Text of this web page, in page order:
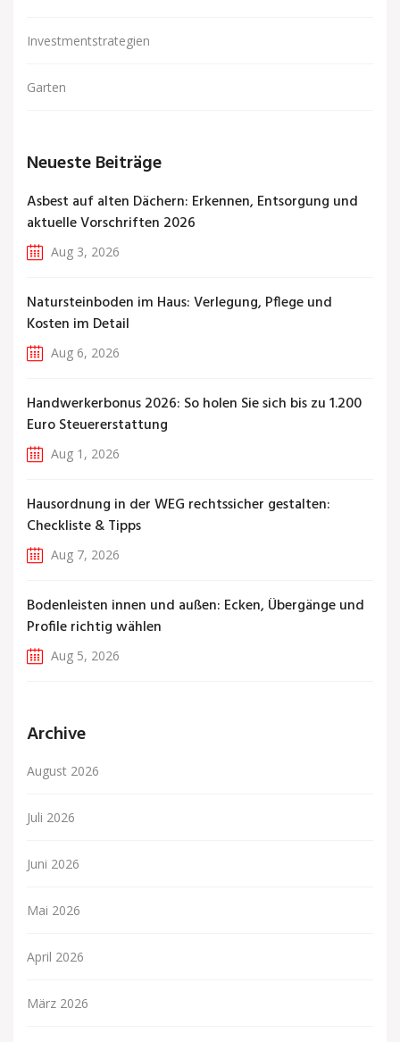
Investmentstrategien
Garten
Neueste Beiträge
Asbest auf alten Dächern: Erkennen, Entsorgung und
aktuelle Vorschriften 2026
Aug 3, 2026
Natursteinboden im Haus: Verlegung, Pflege und
Kosten im Detail
Aug 6, 2026
Handwerkerbonus 2026: So holen Sie sich bis zu 1.200
Euro Steuererstattung
Aug 1, 2026
Hausordnung in der WEG rechtssicher gestalten:
Checkliste & Tipps
Aug 7, 2026
Bodenleisten innen und außen: Ecken, Übergänge und
Profile richtig wählen
Aug 5, 2026
Archive
August 2026
Juli 2026
Juni 2026
Mai 2026
April 2026
März 2026